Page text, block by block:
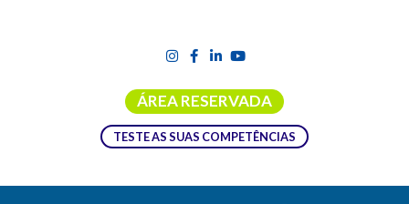
ÁREA RESERVADA
TESTE AS SUAS COMPETÊNCIAS